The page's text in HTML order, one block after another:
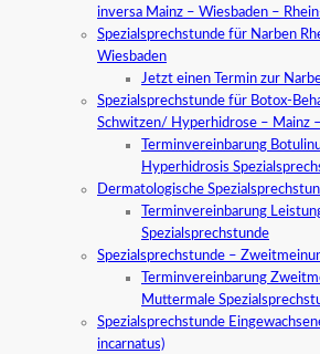
inversa Mainz – Wiesbaden –
Spezialsprechstunde für Narben
Wiesbaden
Jetzt einen Termin zur
Spezialsprechstunde für Botox-
Schwitzen/ Hyperhidrose – Mainz
Terminvereinbarung
Hyperhidrosis
Dermatologische
Terminvereinbarung
Spezialsprechstunde
Spezialsprechstunde –
Terminvereinbarung
Muttermale
Spezialsprechstunde
incarnatus)